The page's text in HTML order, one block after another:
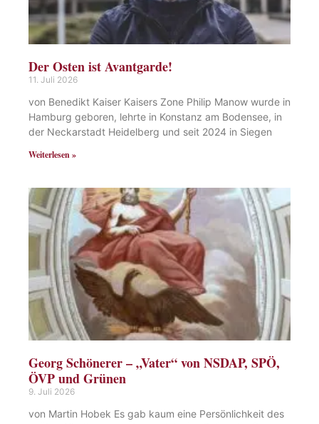
Der Osten ist Avantgarde!
11. Juli 2026
von Benedikt Kaiser Kaisers Zone Philip Manow wurde in
Hamburg geboren, lehrte in Konstanz am Bodensee, in
der Neckarstadt Heidelberg und seit 2024 in Siegen
Weiterlesen »
Georg Schönerer – „Vater“ von NSDAP, SPÖ,
ÖVP und Grünen
9. Juli 2026
von Martin Hobek Es gab kaum eine Persönlichkeit des